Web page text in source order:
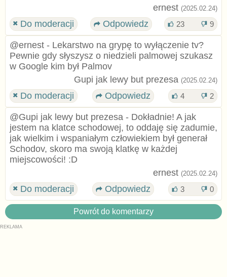
ernest (2025.02.24)
Do moderacji Odpowiedz 23 9
@ernest - Lekarstwo na grypę to wyłączenie tv?
Pewnie gdy słyszysz o niedzieli palmowej szukasz
w Google kim był Palmov
Gupi jak lewy but prezesa (2025.02.24)
Do moderacji Odpowiedz 4 2
@Gupi jak lewy but prezesa - Dokładnie! A jak
jestem na klatce schodowej, to oddaję się zadumie,
jak wielkim i wspaniałym człowiekiem był generał
Schodov, skoro ma swoją klatkę w każdej
miejscowości! :D
ernest (2025.02.24)
Do moderacji Odpowiedz 3 0
Powrót do komentarzy